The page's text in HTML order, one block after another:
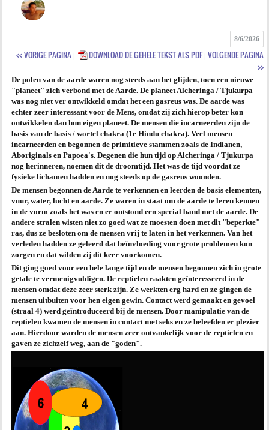
FOTO
AGENDA
PRAKTIJK
8/6/2026
<< VORIGE PAGINA | DOWNLOAD DE GEHELE TEKST ALS PDF | VOLGENDE PAGINA
>>
De polen van de aarde waren nog steeds aan het glijden, toen een nieuwe
"planeet" zich verbond met de Aarde. De planeet Alcheringa / Tjukurpa
was nog niet ver ontwikkeld omdat het een gasreus was. De aarde was
echter zeer interessant voor de Mens, omdat zij zich hierop beter kon
ontwikkelen dan hun eigen planeet. De mensen die incarneerden zijn de
basis van de basis / wortel chakra (1e Hindu chakra). Veel mensen
incarneerden en begonnen de primitieve stammen zoals de Indianen,
Aboriginals en Papoea's. Degenen die hun tijd op Alcheringa / Tjukurpa
nog herinneren, noemen dit de droomtijd. Het was de tijd voordat ze
fysieke lichamen hadden en nog steeds op de gasreus woonden.
De mensen begonnen de Aarde te verkennen en leerden de basis elementen,
vuur, water, lucht en aarde. Ze waren in staat om de aarde te leren kennen
in de vorm zoals het was en er ontstond een special band met de aarde. De
andere stralen wisten niet zo goed wat ze moesten doen met dit "beperkte"
ras, dus ze besloten om de mensen vrij te laten in het verkennen. Van het
verleden hadden ze geleerd dat beïnvloeding voor grote problemen kon
zorgen en dat wilden zij dit keer voorkomen.
Dit ging goed voor een hele lange tijd en de mensen begonnen zich in grote
getale te vermenigvuldigen. De reptielen raakten geïnteresseerd in de
mensen omdat deze zeer sterk zijn. Ze werkten erg hard en ze gingen de
mensen uitbuiten voor hen eigen gewin. Contact werd gemaakt en gevoel
(straal 4) werd geïntroduceerd bij de mensen. Door manipulatie van de
reptielen kwamen de mensen in contact met seks en ze beleefden er plezier
aan. Hierdoor warden de mensen zeer ontvankelijk voor de reptielen en
gaven ze zichzelf weg, aan de "goden".